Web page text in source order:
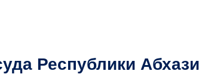
Республики